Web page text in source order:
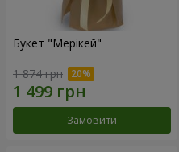
Букет "Мерікей"
1 874 грн
Замовити